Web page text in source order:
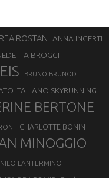
ROSTAN ANNA INCERTI
BROGGI
BRUNO BRUNOD
ITALIANO SKYRUNNING
BERTONE
CHARLOTTE BONIN
MINOGGIO
LANTERMINO